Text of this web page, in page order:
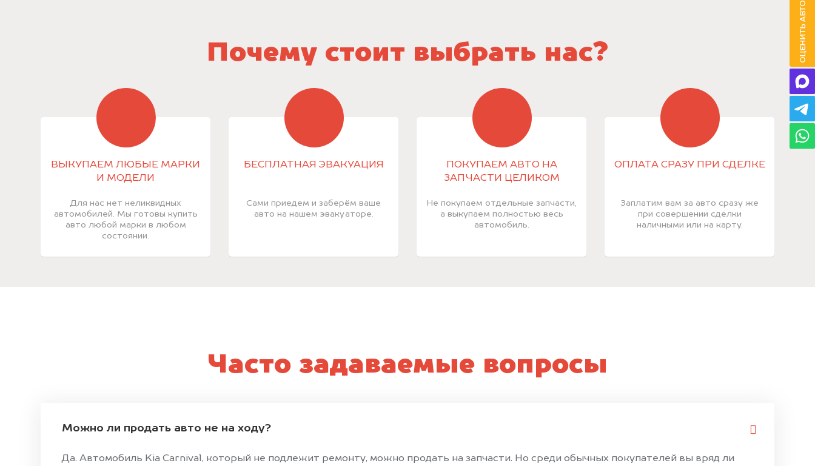
Почему стоит выбрать нас?
ВЫКУПАЕМ ЛЮБЫЕ МАРКИ
И МОДЕЛИ
Для нас нет неликвидных
автомобилей. Мы готовы купить
авто любой марки в любом
состоянии.
БЕСПЛАТНАЯ ЭВАКУАЦИЯ
Сами приедем и заберём ваше
авто на нашем эвакуаторе.
ПОКУПАЕМ АВТО НА
ЗАПЧАСТИ ЦЕЛИКОМ
Не покупаем отдельные запчасти,
а выкупаем полностью весь
автомобиль.
ОПЛАТА СРАЗУ ПРИ СДЕЛКЕ
Заплатим вам за авто сразу же
при совершении сделки
наличными или на карту.
Часто задаваемые вопросы
Можно ли продать авто не на ходу?
Да. Автомобиль Kia Carnival, который не подлежит ремонту, можно продать на запчасти. Но среди обычных покупателей вы вряд ли